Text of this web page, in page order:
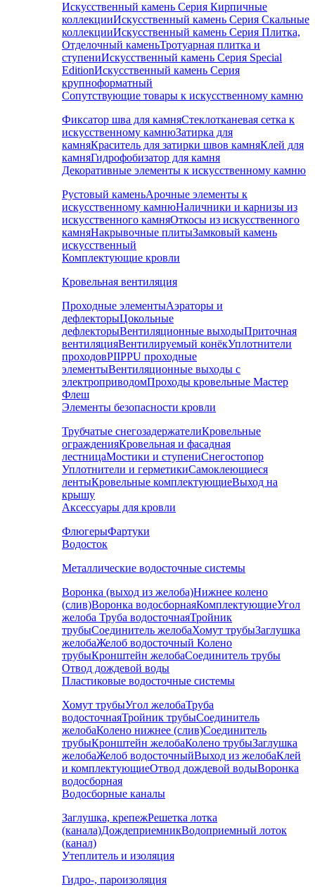
Искусственный камень Серия Кирпичные
коллекцииИскусственный камень Серия Скальные
коллекцииИскусственный камень Серия Плитка,
Отделочный каменьТротуарная плитка и
ступениИскусственный камень Серия Special
EditionИскусственный камень Серия
крупноформатный
Сопутствующие товары к искусственному камню
Фиксатор шва для камняСтеклотканевая сетка к
искусственному камнюЗатирка для
камняКраситель для затирки швов камняКлей для
камняГидрофобизатор для камня
Декоративные элементы к искусственному камню
Рустовый каменьАрочные элементы к
искусственному камнюНаличники и карнизы из
искусственного камняОткосы из искусственного
камняНакрывочные плитыЗамковый камень
искусственный
Комплектующие кровли
Кровельная вентиляция
Проходные элементыАэраторы и
дефлекторыЦокольные
дефлекторыВентиляционные выходыПриточная
вентиляцияВентилируемый конёкУплотнители
проходовPIIPPU проходные
элементыВентиляционные выходы с
электроприводомПроходы кровельные Мастер
Флеш
Элементы безопасности кровли
Трубчатые снегозадержателиКровельные
огражденияКровельная и фасадная
лестницаМостики и ступениСнегостопор
Уплотнители и герметикиСамоклеющиеся
лентыКровельные комплектующиеВыход на
крышу
Аксессуары для кровли
ФлюгерыФартуки
Водосток
Металлические водосточные системы
Воронка (выход из желоба)Нижнее колено
(слив)Воронка водосборнаяКомплектующиеУгол
желоба Труба водосточнаяТройник
трубыСоединитель желобаХомут трубыЗаглушка
желобаЖелоб водосточный Колено
трубыКронштейн желобаСоединитель трубы
Отвод дождевой воды
Пластиковые водосточные системы
Хомут трубыУгол желобаТруба
водосточнаяТройник трубыСоединитель
желобаКолено нижнее (слив)Соединитель
трубыКронштейн желобаКолено трубыЗаглушка
желобаЖелоб водосточныйВыход из желобаКлей
и комплектующиеОтвод дождевой водыВоронка
водосборная
Водосборные каналы
Заглушка, крепежРешетка лотка
(канала)ДождеприемникВодоприемный лоток
(канал)
Утеплитель и изоляция
Гидро-, пароизоляция